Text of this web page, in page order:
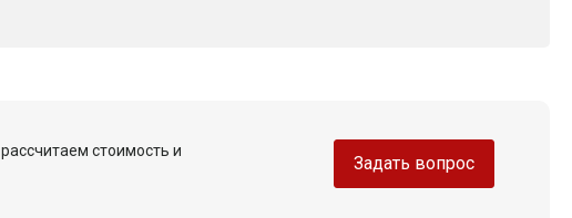
стоимость и
Задать вопрос